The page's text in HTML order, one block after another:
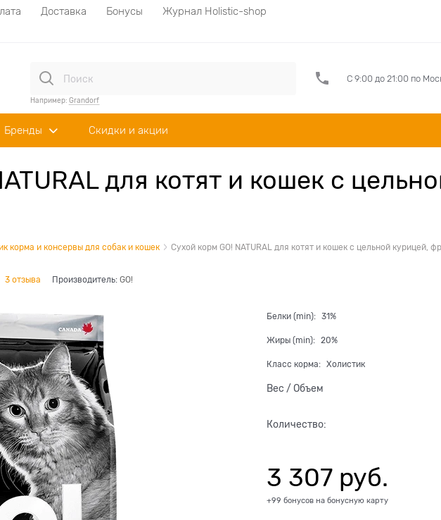
Доставка Бонусы
Журнал Holistic-shop
Например: Grandorf
С 9:00 до 21:00 по
Бренды Скидки и акции
для котят и кошек с
корма и консервы для собак и кошек Сухой корм GO! NATURAL для котят и кошек с цельной курицей,
3 отзыва Производитель: GO!
Белки (min): 31%
Жиры (min): 20%
Класс корма: Холистик
Вес / Объем
Количество:
3 307 руб.
+99 бонусов на бонусную карту